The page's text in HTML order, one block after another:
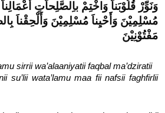
وَنَوِّرْ قُلُوْبَناَ وَاخْتِمْ باِلصَّلِحاَتِ أَعْمَالِناَ
مُسْلِمِيْنَ وَأَحْيِناَ مُسْلِمِيْنَ وَأَلْحِقْناَ
مَفْتُوْنِيْنَ
sirrii wa’alaaniyatii faqbal ma’dziratii
su’lii wata’lamu maa fii nafsii faghfirlii